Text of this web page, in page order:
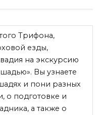
Трифона,
езды,
на экскурсию
Вы узнаете
и пони разных
о подготовке и
а также о